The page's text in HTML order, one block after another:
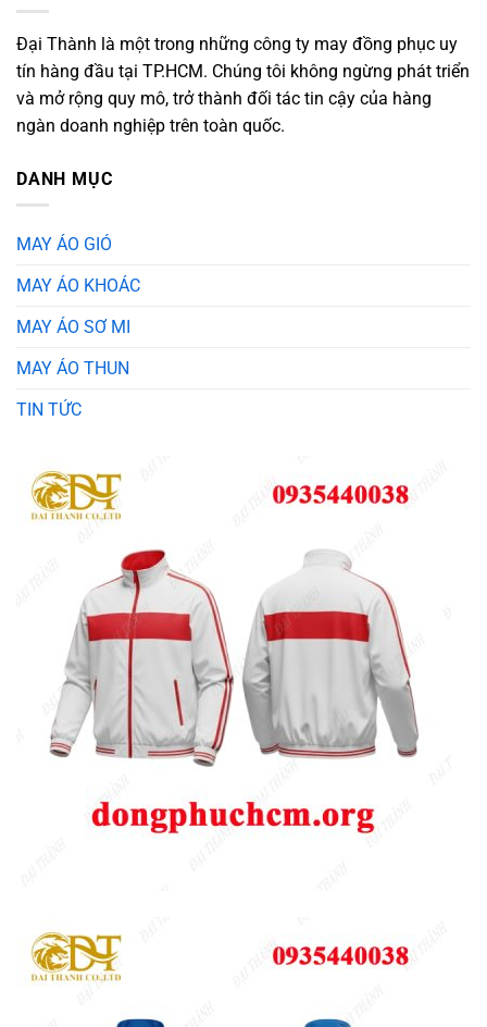
Đại Thành là một trong những công ty may đồng phục uy
tín hàng đầu tại TP.HCM. Chúng tôi không ngừng phát triển
và mở rộng quy mô, trở thành đối tác tin cậy của hàng
ngàn doanh nghiệp trên toàn quốc.
DANH MỤC
MAY ÁO GIÓ
MAY ÁO KHOÁC
MAY ÁO SƠ MI
MAY ÁO THUN
TIN TỨC